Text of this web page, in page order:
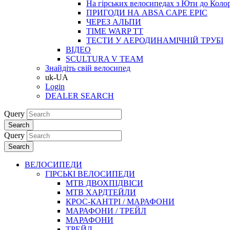
На гірських велосипедах з Юти до
ПРИГОДИ НА ABSA CAPE EPIC
ЧЕРЕЗ АЛЬПИ
TIME WARP TT
ТЕСТИ У АЕРОДИНАМІЧНІЙ ТРУБІ
ВІДЕО
SCULTURA V TEAM
Знайдіть свій велосипед
uk-UA
Login
DEALER SEARCH
Query
Search
Query
Search
ВЕЛОСИПЕДИ
ГІРСЬКІ ВЕЛОСИПЕДИ
MTB ДВОХПIДВIСИ
MTB ХАРДТЕЙЛИ
КРОС-КАНТРI / МАРАФОНИ
МАРАФОНИ / ТРЕЙЛ
МАРАФОНИ